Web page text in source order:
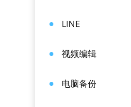
LINE
视频编辑
电脑备份